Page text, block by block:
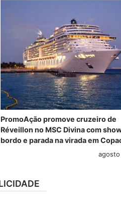
retorna à
após seis
na Ásia
julho 4, 2017
no
PromoAção promove cruzeiro de
Réveillon no MSC Divina com
bordo e parada na virada em